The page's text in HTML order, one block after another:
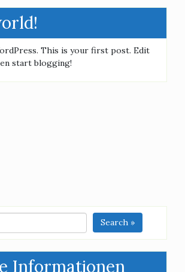
This is your first post. Edit
start blogging!
Search »
Informationen